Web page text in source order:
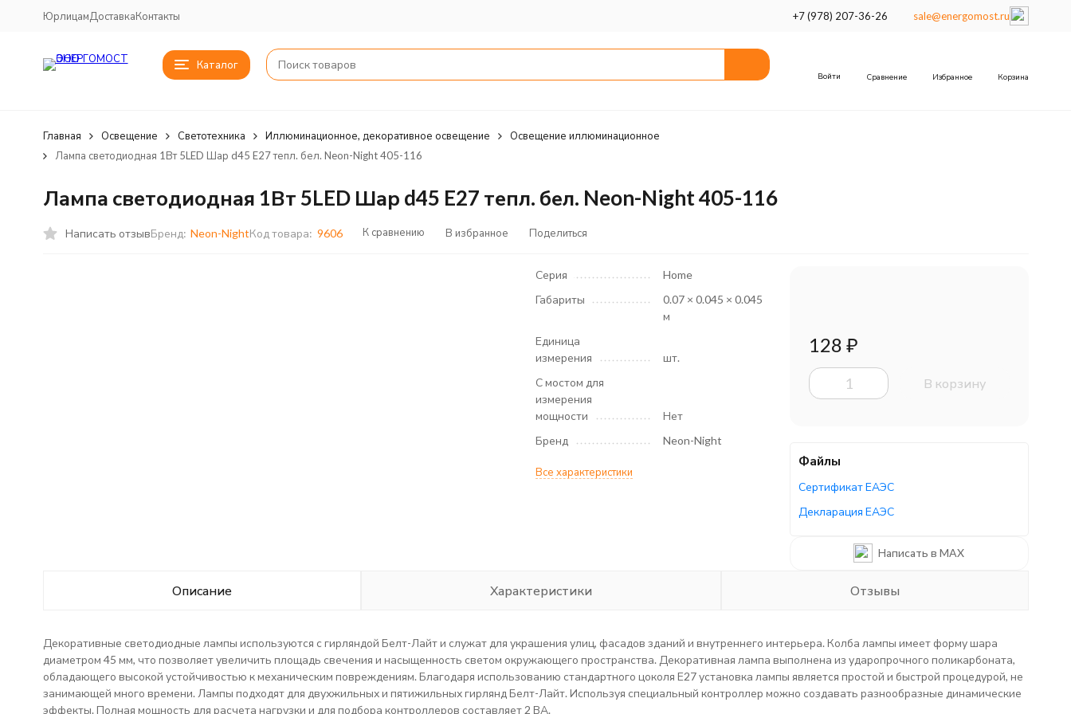
ЮрлицамДоставкаКонтакты +7 (978) 207-36-26 sale@energomost.ru
Каталог
Войти Сравнение Избранное Корзина
Главная Освещение Светотехника Иллюминационное, декоративное освещение
Освещение иллюминационное
Лампа светодиодная 1Вт 5LED Шар d45 E27 тепл. бел. Neon-Night 405-116
Лампа светодиодная 1Вт 5LED Шар d45 E27 тепл. бел. Neon-Night 405-116
Написать отзывБренд: Neon-NightКод товара: 9606 К сравнению В избранное Поделиться
Серия
Home
Габариты
0.07 × 0.045 × 0.045
м
Единица
измерения
шт.
С мостом для
измерения
мощности
Нет
Бренд
Neon-Night
Все характеристики
128 ₽
В корзину
Файлы
Сертификат ЕАЭС
Декларация ЕАЭС
Написать в MAX
Описание Характеристики Отзывы
Декоративные светодиодные лампы используются с гирляндой Белт-Лайт и служат для украшения улиц, фасадов зданий и внутреннего интерьера. Колба лампы имеет форму шара
диаметром 45 мм, что позволяет увеличить площадь свечения и насыщенность светом окружающего пространства. Декоративная лампа выполнена из ударопрочного поликарбоната,
обладающего высокой устойчивостью к механическим повреждениям. Благодаря использованию стандартного цоколя Е27 установка лампы является простой и быстрой процедурой, не
занимающей много времени. Лампы подходят для двухжильных и пятижильных гирлянд Белт-Лайт. Используя специальный контроллер можно создавать разнообразные динамические
эффекты. Полная мощность для расчета нагрузки и для подбора контроллеров составляет 2 ВА.